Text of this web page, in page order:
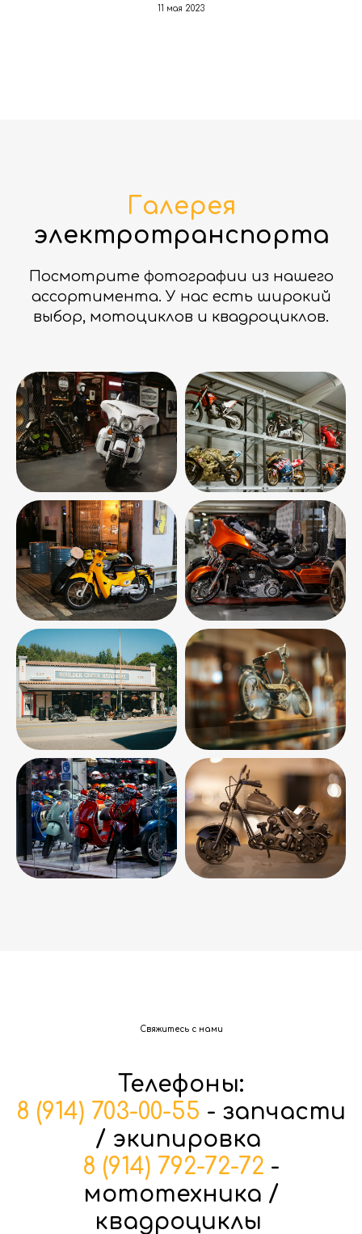
11 мая 2023
Галерея
электротранспорта
Посмотрите фотографии из нашего
ассортимента. У нас есть широкий
выбор, мотоциклов и квадроциклов.
Свяжитесь с нами
Телефоны:
8 (914) 703-00-55 - запчасти
/ экипировка
8 (914) 792-72-72 -
мототехника /
квадроциклы